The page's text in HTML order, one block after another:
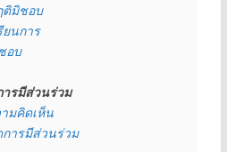
ติมิชอบ
ยนการ
อบ
ารมีส่วนร่วม
มคิดเห็น
การมีส่วนร่วม